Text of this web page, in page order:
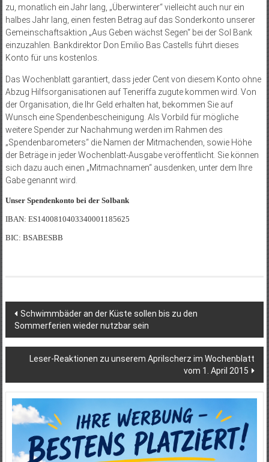
zu, monatlich ein Jahr lang, „Überwinterer“ vielleicht auch nur ein
halbes Jahr lang, einen festen Betrag auf das Sonderkonto unserer
Gemeinschaftsaktion „Aus Geben wächst Segen“ bei der Sol Bank
einzuzahlen. Bankdirektor Don Emilio Bas Castells führt dieses
Konto für uns kos­tenlos.
Das Wochenblatt garantiert, dass jeder Cent von diesem Konto ohne
Abzug Hilfsorganisationen auf Teneriffa zugute kommen wird. Von
der Organisation, die Ihr Geld erhalten hat, bekommen Sie auf
Wunsch eine Spendenbescheinigung. Als Vorbild für mögliche
weitere Spender zur Nachahmung werden im Rahmen des
„Spendenbarometers“ die Namen der Mitmachenden, sowie Höhe
der Beträge in jeder Wochenblatt-Ausgabe veröffentlicht. Sie können
sich dazu auch einen „Mitmachnamen“ ausdenken, unter dem Ihre
Gabe genannt wird.
Unser Spendenkonto bei der Solbank
IBAN: ES1400810403340001185625
BIC: BSABESBB
Beitragsnavigation
Schwimmbäder an der Küste sollen bis zu den
Sommerferien wieder nutzbar sein
Leser-Reaktionen zu unserem Aprilscherz im Wochenblatt
vom 1. April 2015